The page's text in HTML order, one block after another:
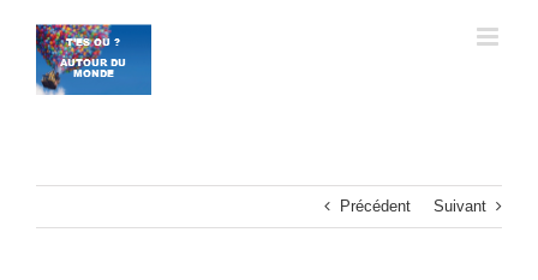
contenu
Précédent Suivant